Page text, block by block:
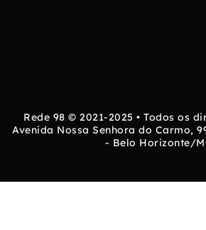
Rede 98 © 2021-2025 • Todos os
Avenida Nossa Senhora do Carmo,
- Belo Horizonte/